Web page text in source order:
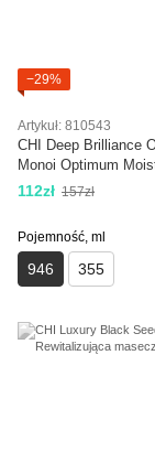
−29%
Artykuł: 810543
CHI Deep Brilliance
Monoi Optimum
Shampoo Szampon
112zł 157zł
Pojemność, ml
946 355